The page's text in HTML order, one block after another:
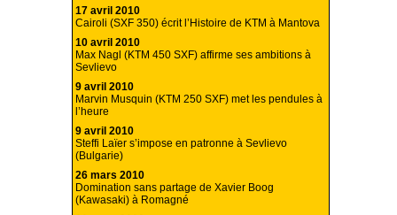
17 avril 2010
Cairoli (SXF 350) écrit l’Histoire de KTM à Mantova
10 avril 2010
Max Nagl (KTM 450 SXF) affirme ses ambitions à
Sevlievo
9 avril 2010
Marvin Musquin (KTM 250 SXF) met les pendules à
l’heure
9 avril 2010
Steffi Laïer s’impose en patronne à Sevlievo
(Bulgarie)
26 mars 2010
Domination sans partage de Xavier Boog
(Kawasaki) à Romagné